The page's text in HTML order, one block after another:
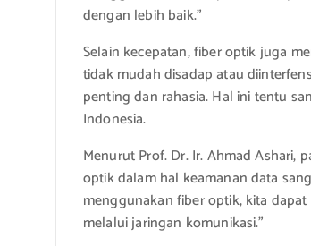
dengan lebih baik.”
Selain kecepatan, fiber optik juga
tidak mudah disadap atau
penting dan rahasia. Hal ini tentu
Indonesia.
Menurut Prof. Dr. Ir. Ahmad Ashari,
optik dalam hal keamanan data
menggunakan fiber optik, kita
melalui jaringan komunikasi.”